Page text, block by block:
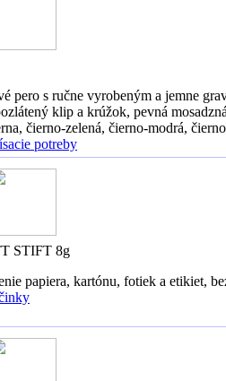
pero s ručne vyrobeným a jemne
klip a krúžok, pevná
čierno-zelená, čierno-modrá,
potreby
STIFT 8g
papiera, kartónu, fotiek a etikiet,